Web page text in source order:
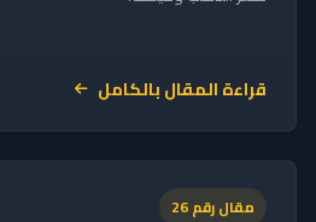
قراءة المقال بالكامل
مقال رقم 26